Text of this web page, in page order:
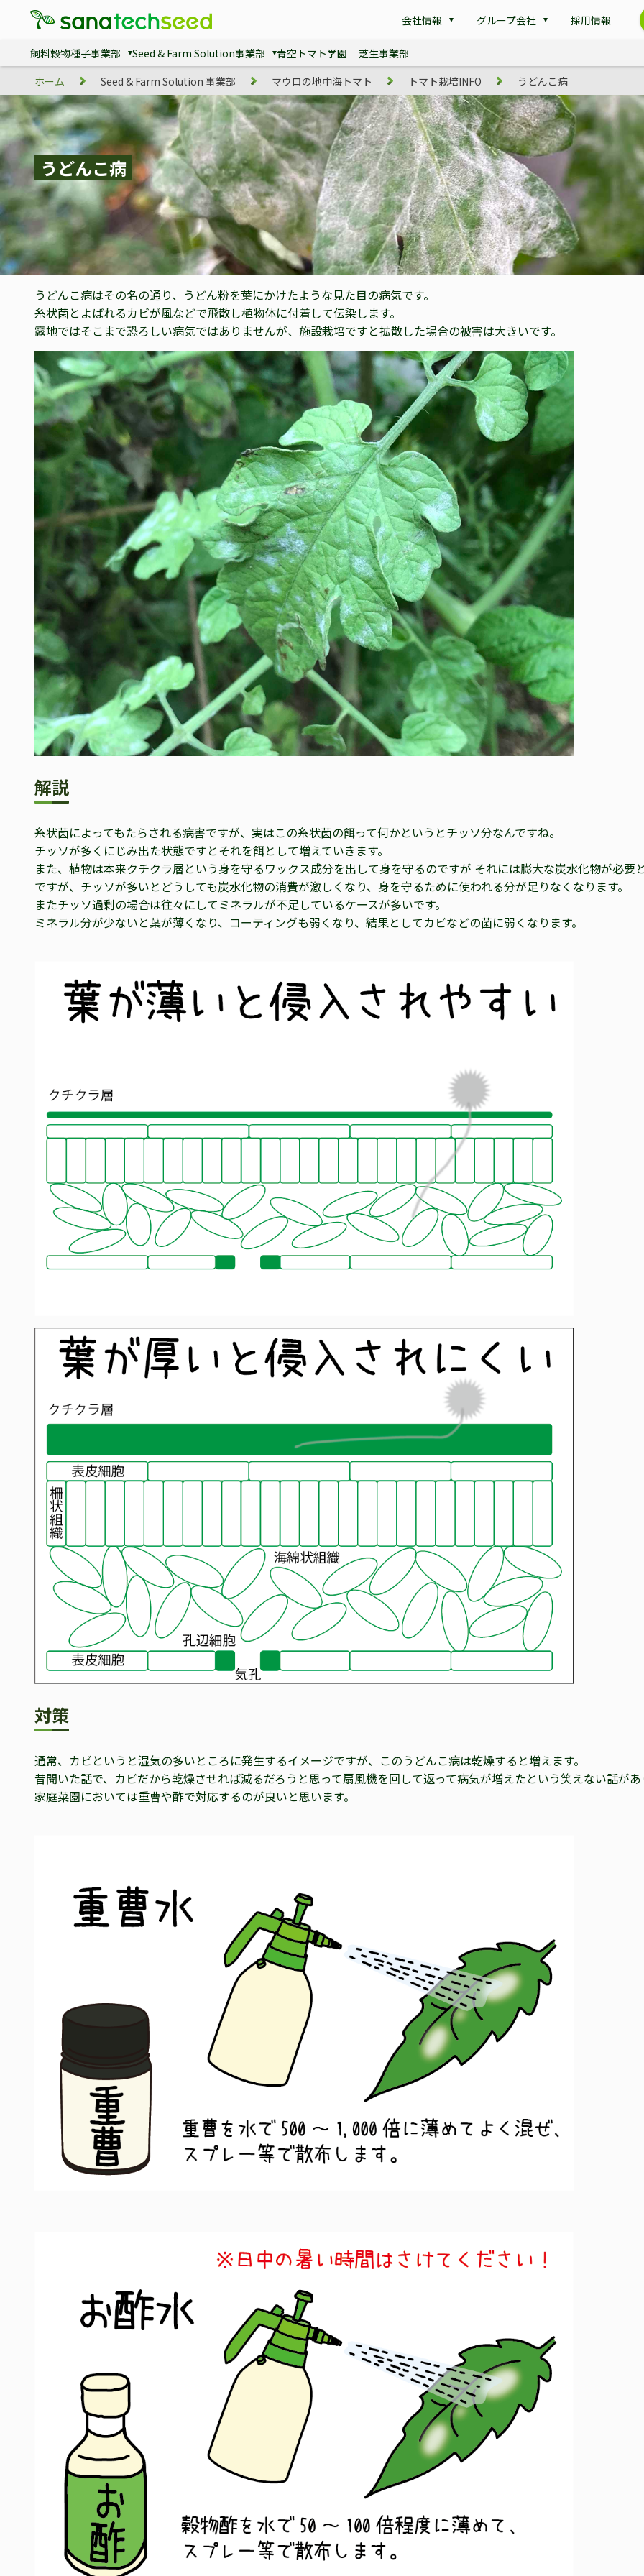
会社情報 グループ会社 採用情報
飼料穀物種子事業部 Seed & Farm Solution事業部 青空トマト学園
芝生事業部
ホーム
Seed & Farm Solution 事業部 マウロの地中海トマト トマト栽培INFO うどんこ病
うどんこ病
うどんこ病はその名の通り、うどん粉を葉にかけたような見た目の病気です。
糸状菌とよばれるカビが風などで飛散し植物体に付着して伝染します。
露地ではそこまで恐ろしい病気ではありませんが、施設栽培ですと拡散した場合の被害は大きいです。
解説
糸状菌によってもたらされる病害ですが、実はこの糸状菌の餌って何かというとチッソ分なんですね。
チッソが多くにじみ出た状態ですとそれを餌として増えていきます。
また、植物は本来クチクラ層という身を守るワックス成分を出して身を守るのですが それには膨大な炭水化物が必要
ですが、チッソが多いとどうしても炭水化物の消費が激しくなり、身を守るために使われる分が足りなくなります。
またチッソ過剰の場合は往々にしてミネラルが不足しているケースが多いです。
ミネラル分が少ないと葉が薄くなり、コーティングも弱くなり、結果としてカビなどの菌に弱くなります。
対策
通常、カビというと湿気の多いところに発生するイメージですが、このうどんこ病は乾燥すると増えます。
昔聞いた話で、カビだから乾燥させれば減るだろうと思って扇風機を回して返って病気が増えたという笑えない話があ
家庭菜園においては重曹や酢で対応するのが良いと思います。